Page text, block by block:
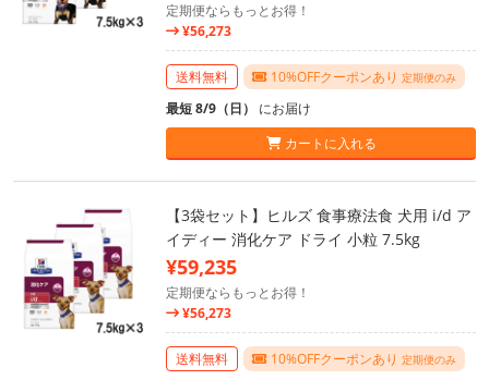
定期便ならもっとお得！
¥56,273
送料無料 10%OFFクーポンあり 定期便のみ
最短 8/9（日） にお届け
カートに入れる
【3袋セット】ヒルズ 食事療法食 犬用 i/d ア
イディー 消化ケア ドライ 小粒 7.5kg
¥59,235
定期便ならもっとお得！
¥56,273
送料無料 10%OFFクーポンあり 定期便のみ